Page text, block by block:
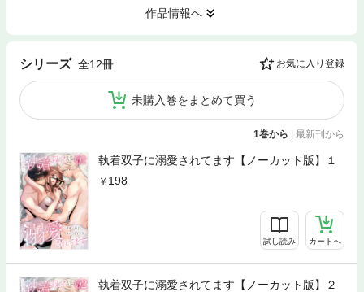
作品情報へ
シリーズ 全12冊 お気に入り登録
未購入巻をまとめて買う
1巻から | 最新刊から
執着双子に溺愛されてます【ノーカット版】１
198
試し読み カートへ
執着双子に溺愛されてます【ノーカット版】２